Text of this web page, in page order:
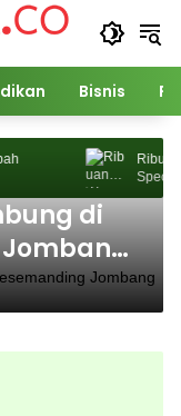
Bisnis
Ribuan
di